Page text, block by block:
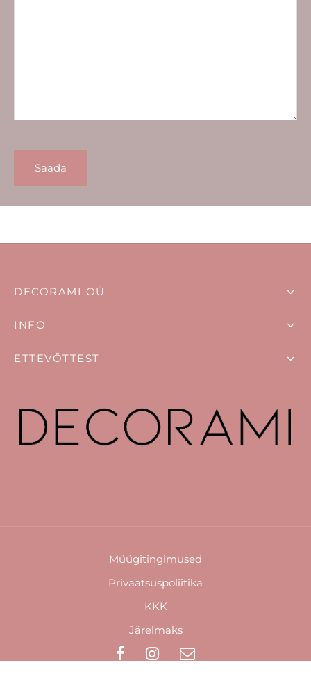
INFO
ETTEVÕTTEST
DECORAMI OÜ
Müügitingimused
Privaatsuspoliitika
KKK
Järelmaks